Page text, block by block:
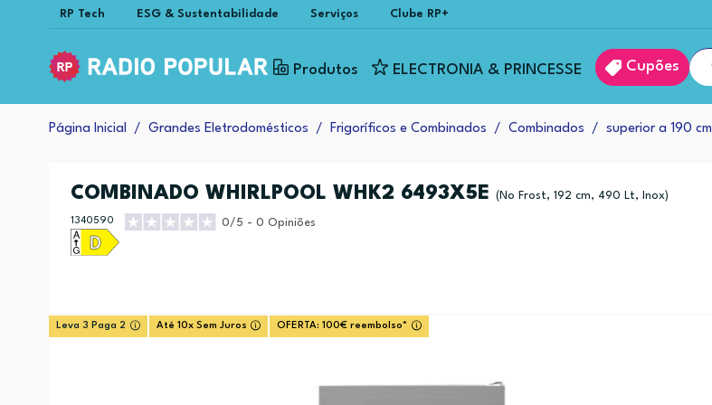
RP Tech ESG & Sustentabilidade Serviços Clube RP+
Produtos ELECTRONIA & PRINCESSE Cupões
Página Inicial Grandes Eletrodomésticos Frigoríficos e Combinados Combinados superior a 190 cm
COMBINADO WHIRLPOOL WHK2 6493X5E (No Frost, 192 cm, 490 Lt, Inox)
1340590 0/5 - 0 Opiniões
Leva 3 Paga 2 Até 10x Sem Juros OFERTA: 100€ reembolso*